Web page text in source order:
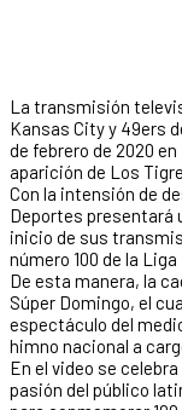
La transmisión
Kansas City y 49ers
de febrero de 2020
aparición de Los
Con la intensión de
Deportes presentará
inicio de sus
número 100 de la
De esta manera, la
Súper Domingo, el
espectáculo del
himno nacional a
En el video se
pasión del público